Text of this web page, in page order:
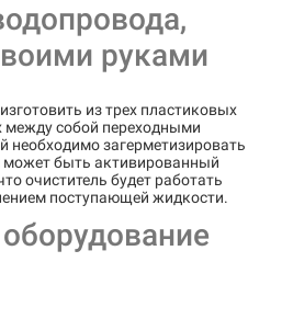
руками
из трех пластиковых
между собой переходными
необходимо загерметизировать
быть активированный
очиститель будет работать
поступающей жидкости.